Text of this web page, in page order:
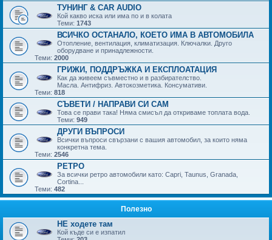
ТУНИНГ & CAR AUDIO
Кой какво иска или има по и в колата
Теми: 1743
ВСИЧКО ОСТАНАЛО, КОЕТО ИМА В АВТОМОБИЛА
Отопление, вентилация, климатизация. Ключалки. Друго
оборудване и принадлежности.
Теми: 2000
ГРИЖИ, ПОДДРЪЖКА И ЕКСПЛОАТАЦИЯ
Как да живеем съвместно и в разбирателство.
Масла. Антифриз. Автокозметика. Консумативи.
Теми: 818
СЪВЕТИ / НАПРАВИ СИ САМ
Това се прави така! Няма смисъл да откриваме топлата вода.
Теми: 949
ДРУГИ ВЪПРОСИ
Всички въпроси свързани с вашия автомобил, за които няма
конкретна тема.
Теми: 2546
РЕТРО
За всички ретро автомобили като: Capri, Taunus, Granada,
Cortina...
Теми: 482
Полезно
НЕ ходете там
Кой къде си е изпатил